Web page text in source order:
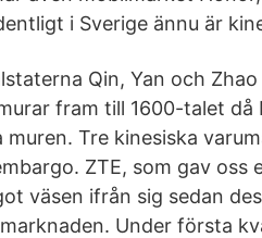
i Sverige ännu är
Qin, Yan och
fram till 1600-talet
muren. Tre kinesiska
ZTE, som gav
väsen ifrån sig sedan
Under första